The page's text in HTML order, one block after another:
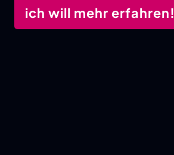
ich will mehr erfahren!